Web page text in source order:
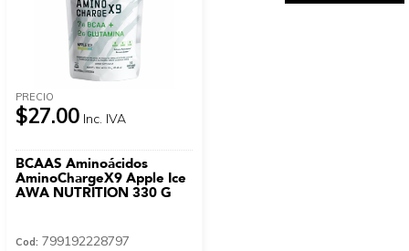
PRECIO
$27.00 Inc. IVA
BCAAS Aminoácidos
AminoChargeX9 Apple Ice
AWA NUTRITION 330 G
Cod: 799192228797